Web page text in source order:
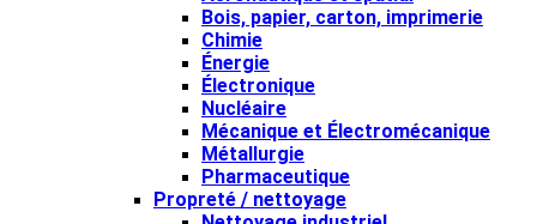
Bois, papier, carton, imprimerie
Chimie
Énergie
Électronique
Nucléaire
Mécanique et Électromécanique
Métallurgie
Pharmaceutique
Propreté / nettoyage